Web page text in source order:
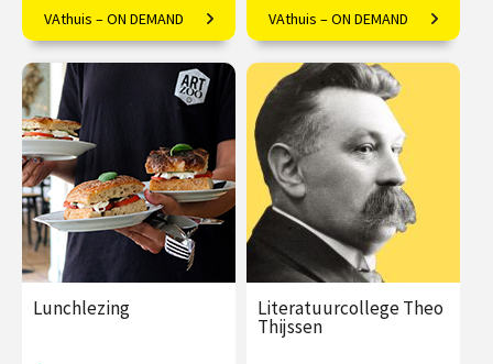
Componisten geïnspireerd
door het werk van 'the Bard'
€ 17.50
Speeltijd 1 uur
VAthuis
VAthuis – ON DEMAND
Arianna Deligianis over de
heldhaftige reis van Jason en
de Argonauten.
€ 17.50
4
afleveringen
Speeltijd 1 uur
VAthuis
VAthuis – ON DEMAND
Lunchlezing Literatuurcollege Theo
Thijssen